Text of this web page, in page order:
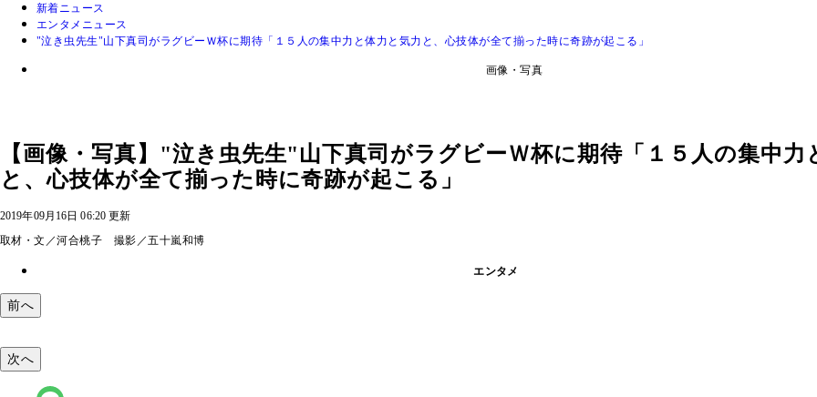
新着ニュース
エンタメニュース
"泣き虫先生"山下真司がラグビーＷ杯に期待「１５人の集中力と体力と気力と、心技体が全て揃った時に奇跡が起こる」
画像・写真
【画像・写真】"泣き虫先生"山下真司がラグビーＷ杯に期待「１５人の集中力
と、心技体が全て揃った時に奇跡が起こる」
2019年09月16日 06:20 更新
取材・文／河合桃子 撮影／五十嵐和博
エンタメ
前へ
次へ